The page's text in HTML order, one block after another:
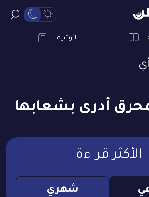
الأرشيف
أدرى بشعابها
الأكثر قراءة
شهري